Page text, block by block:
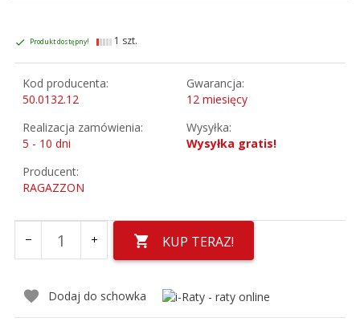
Produkt dostępny! 1 szt.
Kod producenta:
50.0132.12
Gwarancja:
12 miesięcy
Realizacja zamówienia:
5 - 10 dni
Wysyłka:
Wysyłka gratis!
Producent:
RAGAZZON
KUP TERAZ!
Dodaj do schowka